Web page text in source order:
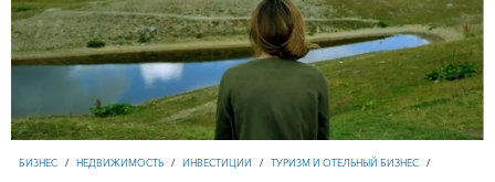
БИЗНЕС / НЕДВИЖИМОСТЬ / ИНВЕСТИЦИИ / ТУРИЗМ И ОТЕЛЬНЫЙ БИЗНЕС /